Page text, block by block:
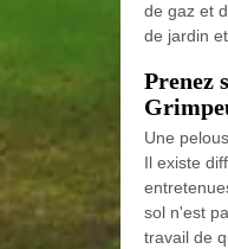
de gaz et
de jardin
Prenez
Une
Il existe
sol n'est
travail de